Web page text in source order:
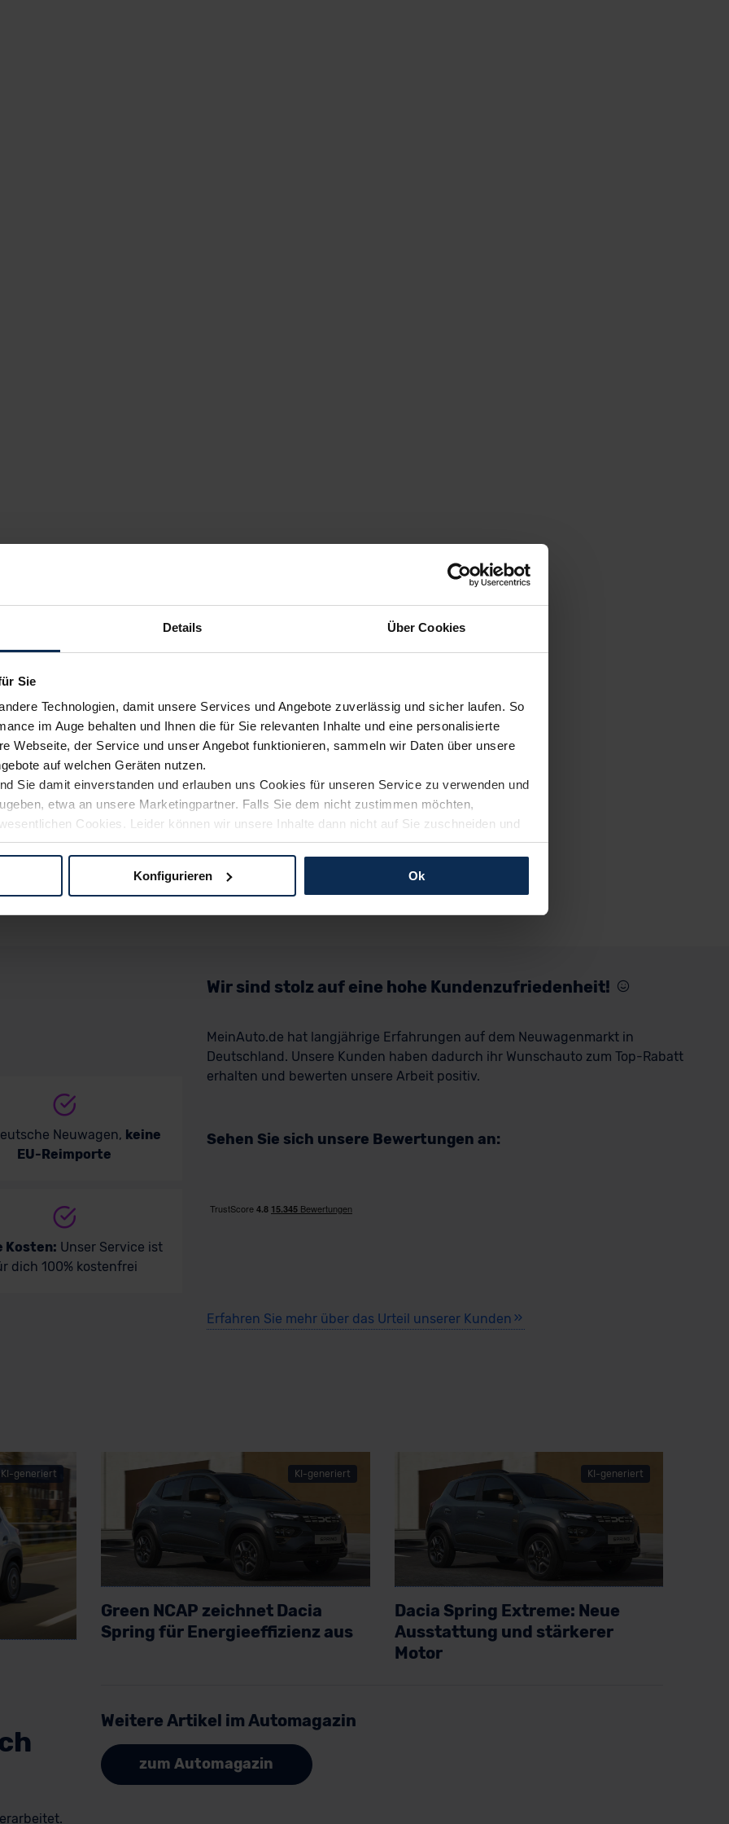
Details Über Cookies
Sie
Technologien, damit unsere Services und Angebote zuverlässig und sicher laufen. So
im Auge behalten und Ihnen die für Sie relevanten Inhalte und eine personalisierte
Webseite, der Service und unser Angebot funktionieren, sammeln wir Daten über unsere
auf welchen Geräten nutzen.
Sie damit einverstanden und erlauben uns Cookies für unseren Service zu verwenden und
etwa an unsere Marketingpartner. Falls Sie dem nicht zustimmen möchten,
Cookies. Leider können wir unsere Inhalte dann nicht auf Sie zuschneiden und
Weg zu Ihrem Neuwagen unterstützen. Sie können die Einstellungen jederzeit anpassen
Sie hierzu Ihre Einwilligung freiwillig erteilen. Nähere Informationen zu den bestehenden
Konfigurieren Ok
Neuwagen, keine
EU-Reimporte
Kosten: Unser Service ist
dich 100% kostenfrei
Wir sind stolz auf eine hohe Kundenzufriedenheit!
MeinAuto.de hat langjährige Erfahrungen auf dem Neuwagenmarkt in
Deutschland. Unsere Kunden haben dadurch ihr Wunschauto zum Top-Rabatt
erhalten und bewerten unsere Arbeit positiv.
Sehen Sie sich unsere Bewertungen an:
Erfahren Sie mehr über das Urteil unserer Kunden
KI-generiert KI-generiert
Green NCAP zeichnet Dacia
Spring für Energieeffizienz aus
KI-generiert
Dacia Spring Extreme: Neue
Ausstattung und stärkerer
Motor
Weitere Artikel im Automagazin
zum Automagazin